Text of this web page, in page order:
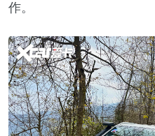
作。